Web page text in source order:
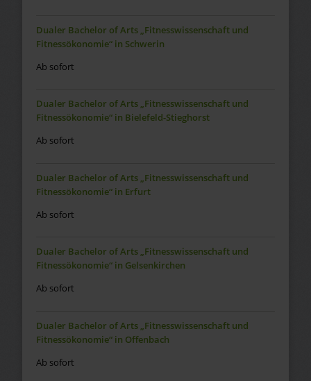
Dualer Bachelor of Arts „Fitnesswissenschaft und
Fitnessökonomie“ in Schwerin
Ab sofort
Dualer Bachelor of Arts „Fitnesswissenschaft und
Fitnessökonomie“ in Bielefeld-Stieghorst
Ab sofort
Dualer Bachelor of Arts „Fitnesswissenschaft und
Fitnessökonomie“ in Erfurt
Ab sofort
Dualer Bachelor of Arts „Fitnesswissenschaft und
Fitnessökonomie“ in Gelsenkirchen
Ab sofort
Dualer Bachelor of Arts „Fitnesswissenschaft und
Fitnessökonomie“ in Offenbach
Ab sofort